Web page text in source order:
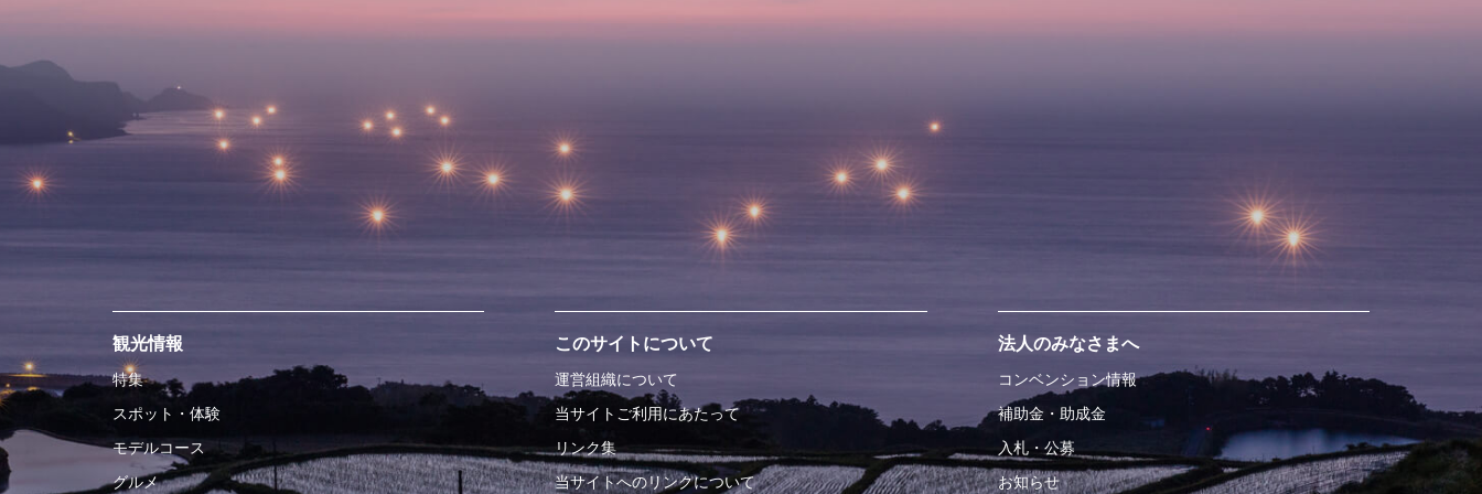
観光情報
特集
スポット・体験
モデルコース
グルメ
このサイトについて
運営組織について
当サイトご利用にあたって
リンク集
当サイトへのリンクについて
法人のみなさまへ
コンベンション情報
補助金・助成金
入札・公募
お知らせ